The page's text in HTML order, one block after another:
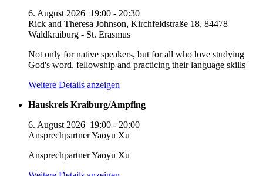
6. August 2026 19:00 - 20:30
Rick and Theresa Johnson, Kirchfeldstraße 18, 84478
Waldkraiburg - St. Erasmus
Not only for native speakers, but for all who love studying
God's word, fellowship and practicing their language skills
Weitere Details anzeigen
Hauskreis Kraiburg/Ampfing
6. August 2026 19:00 - 20:00
Ansprechpartner Yaoyu Xu
Ansprechpartner Yaoyu Xu